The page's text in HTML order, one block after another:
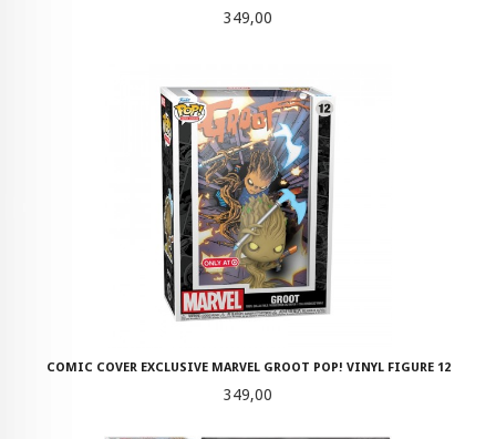
Pris
349,00
COMIC COVER EXCLUSIVE MARVEL GROOT POP! VINYL FIGURE 12
Pris
349,00